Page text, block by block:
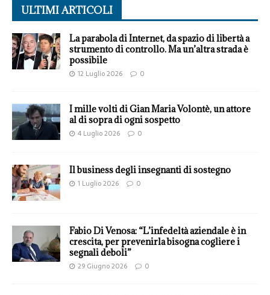
ULTIMI ARTICOLI
La parabola di Internet, da spazio di libertà a
strumento di controllo. Ma un’altra strada è
possibile
12 Luglio 2026 0
I mille volti di Gian Maria Volontè, un attore
al di sopra di ogni sospetto
4 Luglio 2026 0
Il business degli insegnanti di sostegno
1 Luglio 2026 0
Fabio Di Venosa: “L’infedeltà aziendale è in
crescita, per prevenirla bisogna cogliere i
segnali deboli”
29 Giugno 2026 0